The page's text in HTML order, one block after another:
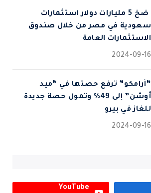
⁠ ضخ 5 مليارات دولار استثمارات
سعودية في مصر من خلال صندوق
الاستثمارات العامة
2024-09-16
“أرامكو” ترفع حصتها في “ميد
أوشن” إلى 49% وتمول حصة جديدة
للغاز في بيرو
2024-09-16
YouTube